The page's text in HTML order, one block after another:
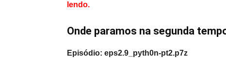
lendo.
Onde paramos na segunda
Episódio: eps2.9_pyth0n-pt2.p7z